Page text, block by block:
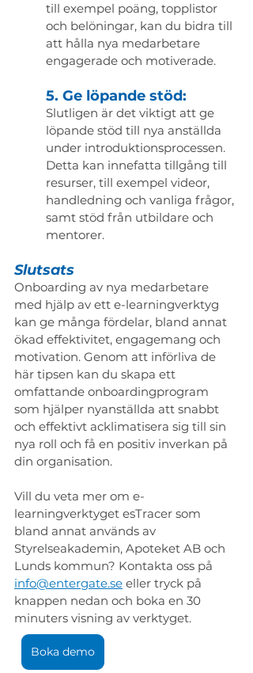
till exempel poäng, topplistor
och belöningar, kan du bidra till
att hålla nya medarbetare
engagerade och motiverade.
5. Ge löpande stöd:
Slutligen är det viktigt att ge
löpande stöd till nya anställda
under introduktionsprocessen.
Detta kan innefatta tillgång till
resurser, till exempel videor,
handledning och vanliga frågor,
samt stöd från utbildare och
mentorer.
Slutsats
Onboarding av nya medarbetare
med hjälp av ett e-learningverktyg
kan ge många fördelar, bland annat
ökad effektivitet, engagemang och
motivation. Genom att införliva de
här tipsen kan du skapa ett
omfattande onboardingprogram
som hjälper nyanställda att snabbt
och effektivt acklimatisera sig till sin
nya roll och få en positiv inverkan på
din organisation.
Vill du veta mer om e-
learningverktyget esTracer som
bland annat används av
Styrelseakademin, Apoteket AB och
Lunds kommun? Kontakta oss på
info@entergate.se eller tryck på
knappen nedan och boka en 30
minuters visning av verktyget.
Boka demo